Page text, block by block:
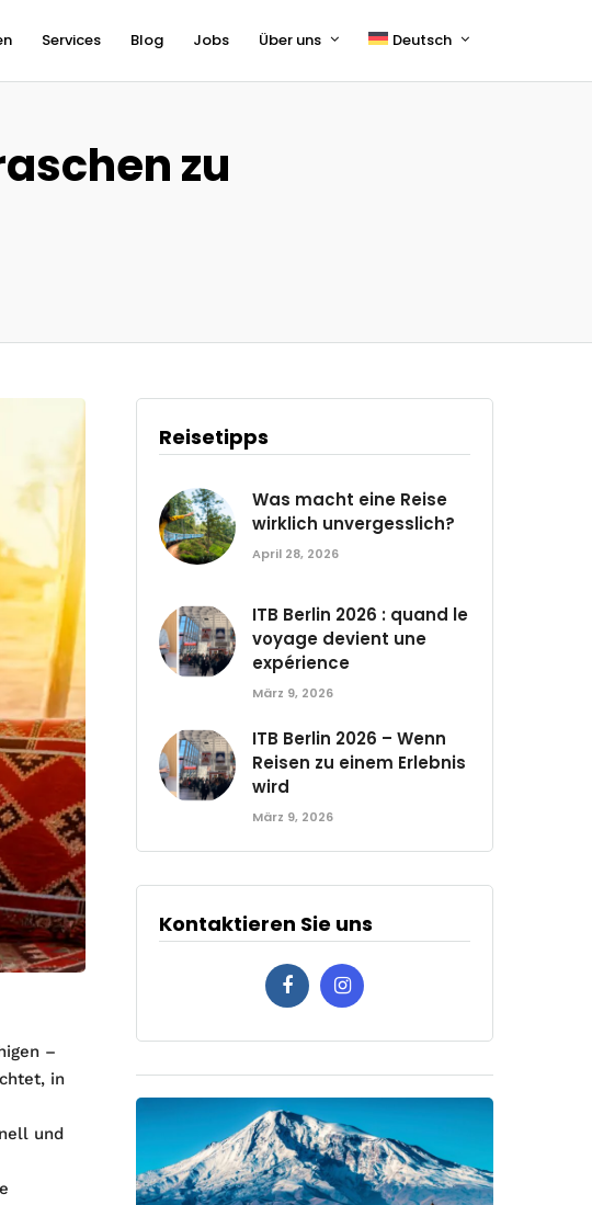
Services Blog Jobs Über uns Deutsch
zu
–
in
und
Reisetipps
Was macht eine Reise
wirklich unvergesslich?
April 28, 2026
ITB Berlin 2026 : quand le
voyage devient une
expérience
März 9, 2026
ITB Berlin 2026 – Wenn
Reisen zu einem Erlebnis
wird
März 9, 2026
Kontaktieren Sie uns